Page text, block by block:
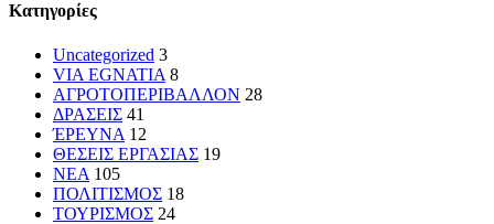
Kατηγορίες
Uncategorized 3
VIA EGNATIA 8
ΑΓΡΟΤΟΠΕΡΙΒΑΛΛΟΝ 28
ΔΡΑΣΕΙΣ 41
ΈΡΕΥΝΑ 12
ΘΕΣΕΙΣ ΕΡΓΑΣΙΑΣ 19
ΝΕΑ 105
ΠΟΛΙΤΙΣΜΟΣ 18
ΤΟΥΡΙΣΜΟΣ 24